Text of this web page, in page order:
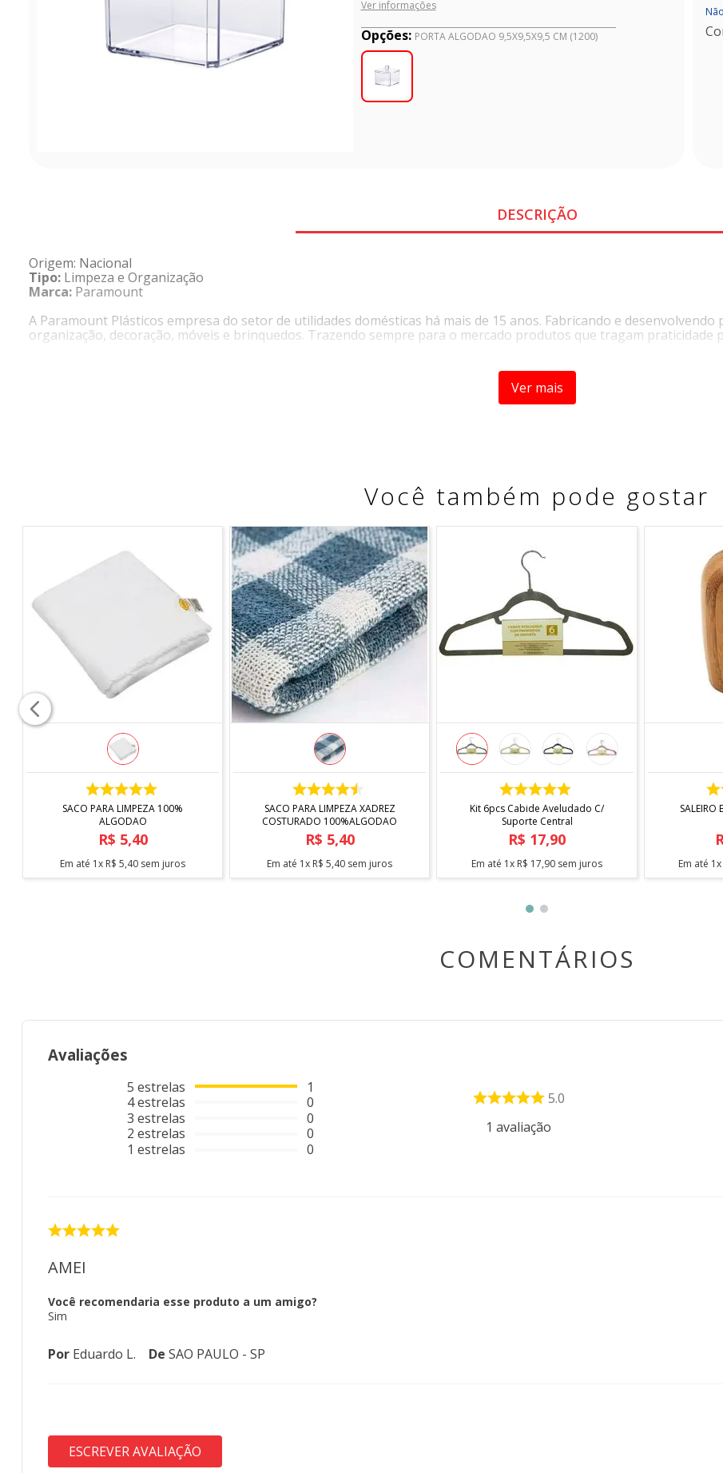
Ver informações
Opções: PORTA ALGODAO 9,5X9,5X9,5 CM (1200)
DESCRIÇÃO
Origem: Nacional
Tipo:Limpeza e Organização
Marca:Paramount
A Paramount Plásticos empresa do setor de utilidades domésticas há mais de 15 anos. Fabricando e
organização, decoração, móveis e brinquedos. Trazendo sempre para o mercado produtos que tragam praticidade
Organizador Quadrado, com tampa para organizar cosméticos. ideal para auxiliar na organização da pia do
DIMENSÕES
- 9,5 x 9,5 x 9,5cm
*Imagem meramente ilustrativa.
Ver mais
Você também pode gostar
COMPRAR
SACO PARA LIMPEZA 100%
ALGODAO
R$ 5,40
Em até 1x R$ 5,40 sem juros
COMPRAR
SACO PARA LIMPEZA XADREZ
COSTURADO 100%ALGODAO
R$ 5,40
Em até 1x R$ 5,40 sem juros
COMPRAR
Kit 6pcs Cabide Aveludado C/
Suporte Central
R$ 17,90
Em até 1x R$ 17,90 sem juros
SALEIRO
Em até 1x
COMENTÁRIOS
Avaliações
5 estrelas
4estrelas
3 estrelas
2 estrelas
1 estrelas
1
0
0
0
0
5.0
1 avaliação
AMEI
Você recomendaria esse produto a um amigo?
Sim
Por Eduardo L. De SAO PAULO - SP
ESCREVER AVALIAÇÃO